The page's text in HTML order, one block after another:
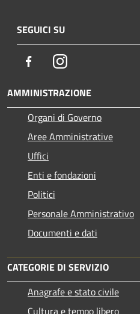
SEGUICI SU
FacebookInstagram
AMMINISTRAZIONE
Organi di Governo
Aree Amministrative
Uffici
Enti e fondazioni
Politici
Personale Amministrativo
Documenti e dati
CATEGORIE DI SERVIZIO
Anagrafe e stato civile
Cultura e tempo libero